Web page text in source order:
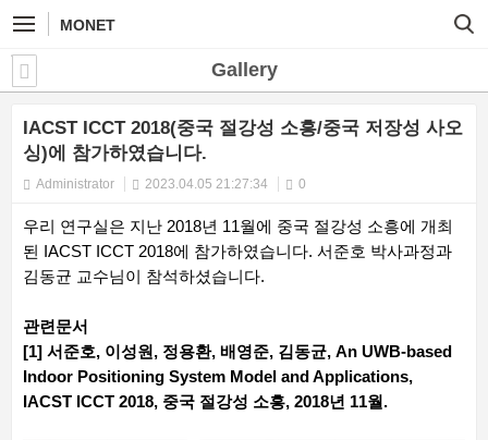
MONET
Gallery
IACST ICCT 2018(중국 절강성 소흥/중국 저장성 사오
싱)에 참가하였습니다.
Administrator 2023.04.05 21:27:34 0
우리 연구실은 지난 2018년 11월에 중국 절강성 소흥에 개최
된 IACST ICCT 2018에 참가하였습니다. 서준호 박사과정과
김동균 교수님이 참석하셨습니다.
관련문서
[1] 서준호, 이성원, 정용환, 배영준, 김동균, An UWB-based
Indoor Positioning System Model and Applications,
IACST ICCT 2018, 중국 절강성 소흥, 2018년 11월.